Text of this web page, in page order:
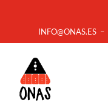
INFO@ONAS.ES –